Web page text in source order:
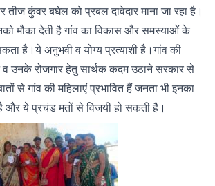
तीज कुंवर बघेल को प्रबल दावेदार माना जा रहा है।
मौका देती है गांव का विकास और समस्याओं के
है।ये अनुभवी व योग्य प्रत्याशी है।गांव की
उनके रोजगार हेतु सार्थक कदम उठाने सरकार से
से गांव की महिलाएं प्रभावित हैं जनता भी इनका
और ये प्रचंड मतों से विजयी हो सकती है।